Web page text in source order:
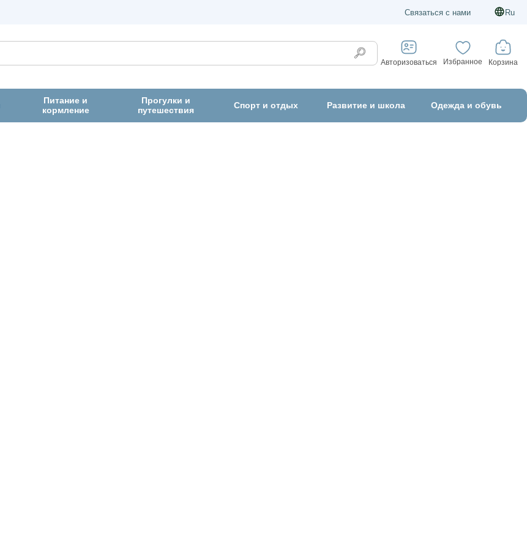
Связаться с нами Ru
Авторизоваться Избранное Корзина
Питание и
кормление
Прогулки и
путешествия
Спорт и отдых Развитие и школа Одежда и обувь